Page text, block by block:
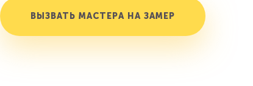
ВЫЗВАТЬ МАСТЕРА НА ЗАМЕР